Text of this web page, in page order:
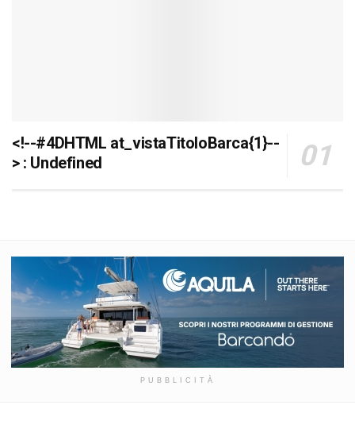
<!--#4DHTML at_vistaTitoloBarca{1}--
> : Undefined
PUBBLICITÀ